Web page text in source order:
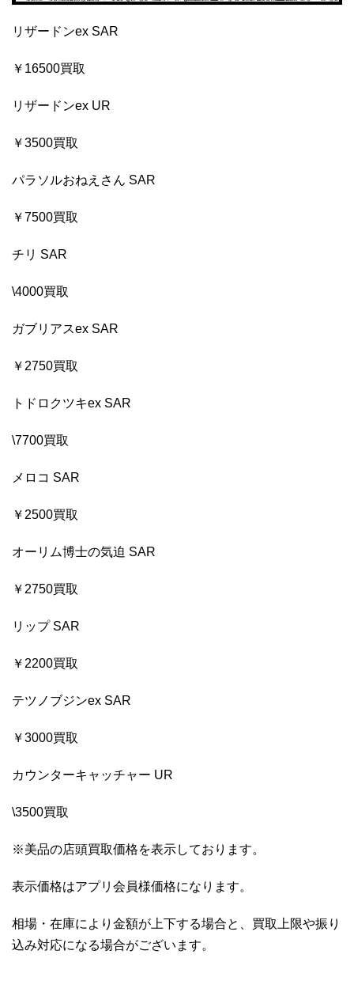
リザードンex SAR
￥16500買取
リザードンex UR
￥3500買取
パラソルおねえさん SAR
￥7500買取
チリ SAR
\4000買取
ガブリアスex SAR
￥2750買取
トドロクツキex SAR
\7700買取
メロコ SAR
￥2500買取
オーリム博士の気迫 SAR
￥2750買取
リップ SAR
￥2200買取
テツノブジンex SAR
￥3000買取
カウンターキャッチャー UR
\3500買取
※美品の店頭買取価格を表示しております。
表示価格はアプリ会員様価格になります。
相場・在庫により金額が上下する場合と、買取上限や振り
込み対応になる場合がございます。